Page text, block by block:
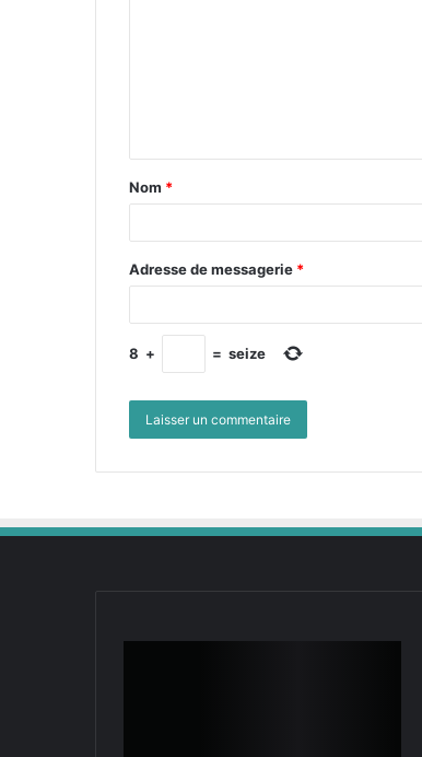
Nom *
Adresse de messagerie *
8 + = seize